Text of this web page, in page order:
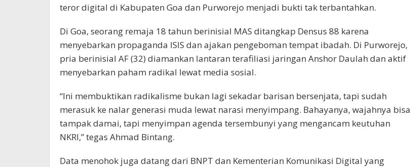
teror digital di Kabupaten Goa dan Purworejo menjadi bukti tak terbantahkan.
Di Goa, seorang remaja 18 tahun berinisial MAS ditangkap Densus 88 karena
menyebarkan propaganda ISIS dan ajakan pengeboman tempat ibadah. Di Purworejo,
pria berinisial AF (32) diamankan lantaran terafiliasi jaringan Anshor Daulah dan aktif
menyebarkan paham radikal lewat media sosial.
“Ini membuktikan radikalisme bukan lagi sekadar barisan bersenjata, tapi sudah
merasuk ke nalar generasi muda lewat narasi menyimpang. Bahayanya, wajahnya bisa
tampak damai, tapi menyimpan agenda tersembunyi yang mengancam keutuhan
NKRI,” tegas Ahmad Bintang.
Data menohok juga datang dari BNPT dan Kementerian Komunikasi Digital yang